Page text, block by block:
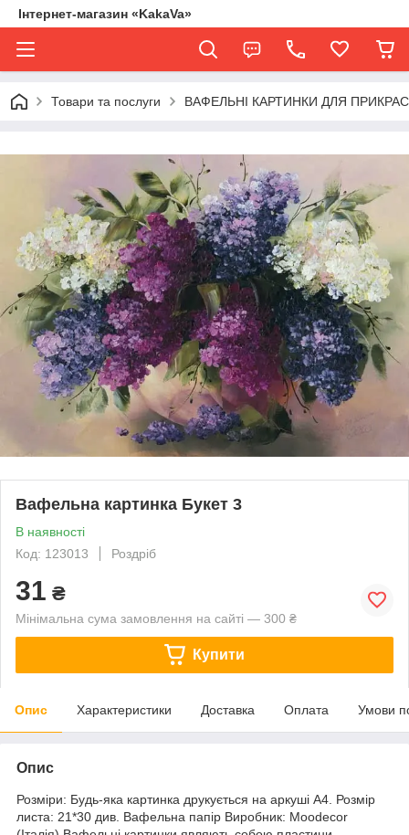
Інтернет-магазин «KakaVa»
Товари та послуги ВАФЕЛЬНІ КАРТИНКИ ДЛЯ
Вафельна картинка Букет 3
В наявності
Код: 123013
Роздріб
31 ₴
Мінімальна сума замовлення на сайті — 300 ₴
Купити
Опис Характеристики Доставка Оплата Умови
Опис
Розміри: Будь-яка картинка друкується на аркуші А4. Розмір
листа: 21*30 див. Вафельна папір Виробник: Moodecor